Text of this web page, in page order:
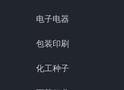
电子电器
包装印刷
化工种子